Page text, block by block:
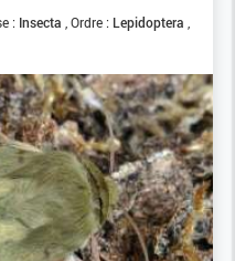
: Insecta Ordre : Lepidoptera